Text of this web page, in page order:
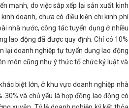
mạnh, do việc sắp xếp lại sản xuất kinh
doanh, chưa có điều kiện chi kinh phí
nhà nước, công tác tuyển dụng ở nhiều
lao động đã được quy định. Chỉ có 10%
lại doanh nghiệp tự tuyển dụng lao động
môn cũng như ý thức tổ chức kỷ luật và
biệt lớn, ở khu vực doanh nghiệp nhà
và chủ yếu là hợp đồng lao động có